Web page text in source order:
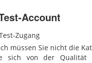
Account
müssen Sie nicht die
sich von der Qualität